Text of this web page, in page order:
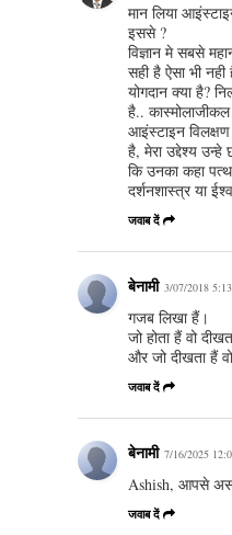
मान लिया
इससे ?
विज्ञान मे सबसे
सही है ऐसा भी
योगदान क्या है?
है.. कास्मोलाजीकल
आइंस्टाइन
है, मेरा उद्देश्य
कि उनका कहा
दर्शनशास्त्र या
जवाब दें
बेनामी 3/07/2018
गजब लिखा हैं।
जो होता हैं वो
और जो दीखता हैं
जवाब दें
बेनामी 7/16/2025
Ashish, आपसे
जवाब दें